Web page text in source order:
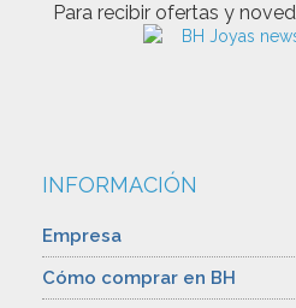
Para recibir ofertas y
INFORMACIÓN
Empresa
Cómo comprar en BH